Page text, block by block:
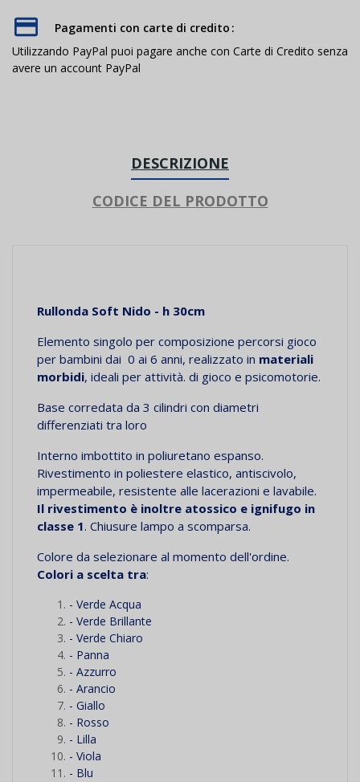
Pagamenti con carte di credito
Utilizzando PayPal puoi pagare anche con Carte di Credito senza
avere un account PayPal
DESCRIZIONE
CODICE DEL PRODOTTO
Rullonda Soft Nido - h 30cm
Elemento singolo per composizione percorsi gioco
per bambini dai 0 ai 6 anni, realizzato in materiali
morbidi, ideali per attività. di gioco e psicomotorie.
Base corredata da 3 cilindri con diametri
differenziati tra loro
Interno imbottito in poliuretano espanso.
Rivestimento in poliestere elastico, antiscivolo,
impermeabile, resistente alle lacerazioni e lavabile.
Il rivestimento è inoltre atossico e ignifugo in
classe 1. Chiusure lampo a scomparsa.
Colore da selezionare al momento dell'ordine.
Colori a scelta tra:
- Verde Acqua
- Verde Brillante
- Verde Chiaro
- Panna
- Azzurro
- Arancio
- Giallo
- Rosso
- Lilla
- Viola
- Blu